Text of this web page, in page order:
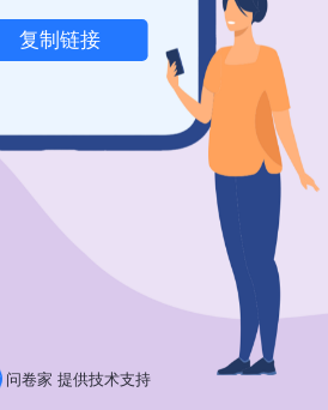
粤ICP备19150304号
举报
复制链接
问卷家 提供技术支持